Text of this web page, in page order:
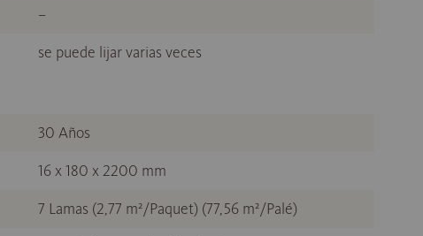
–
se puede lijar varias veces
30 Años
16 x 180 x 2200 mm
7 Lamas (2,77 m²/Paquet) (77,56 m²/Palé)